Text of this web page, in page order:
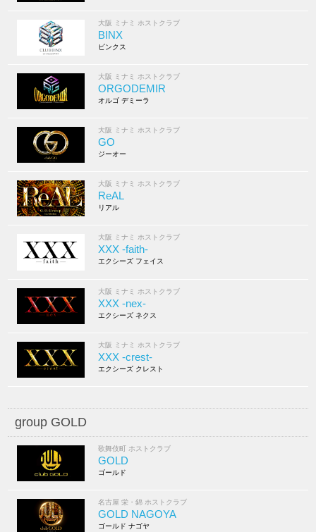
大阪 ミナミ ホストクラブ
BINX
ビンクス
大阪 ミナミ ホストクラブ
ORGODEMIR
オルゴ デミーラ
大阪 ミナミ ホストクラブ
GO
ジーオー
大阪 ミナミ ホストクラブ
ReAL
リアル
大阪 ミナミ ホストクラブ
XXX -faith-
エクシーズ フェイス
大阪 ミナミ ホストクラブ
XXX -nex-
エクシーズ ネクス
大阪 ミナミ ホストクラブ
XXX -crest-
エクシーズ クレスト
group GOLD
歌舞伎町 ホストクラブ
GOLD
ゴールド
名古屋 栄・錦 ホストクラブ
GOLD NAGOYA
ゴールド ナゴヤ